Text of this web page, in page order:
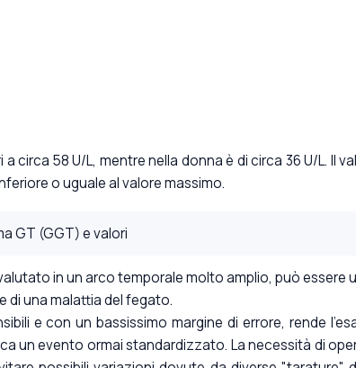
circa 58 U/L, mentre nella donna è di circa 36 U/L. Il
o uguale al valore massimo.
in un arco temporale molto amplio, può essere
di una malattia del fegato.
e con un bassissimo margine di errore, rende
un evento ormai standardizzato. La necessità di